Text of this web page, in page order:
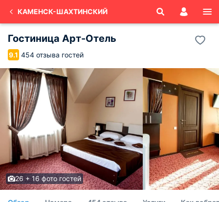
КАМЕНСК-ШАХТИНСКИЙ
Гостиница Арт-Отель
9.1 454 отзыва гостей
26 + 16 фото гостей